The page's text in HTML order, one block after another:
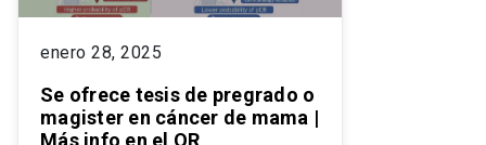
enero 28, 2025
Se ofrece tesis de pregrado o
magister en cáncer de mama |